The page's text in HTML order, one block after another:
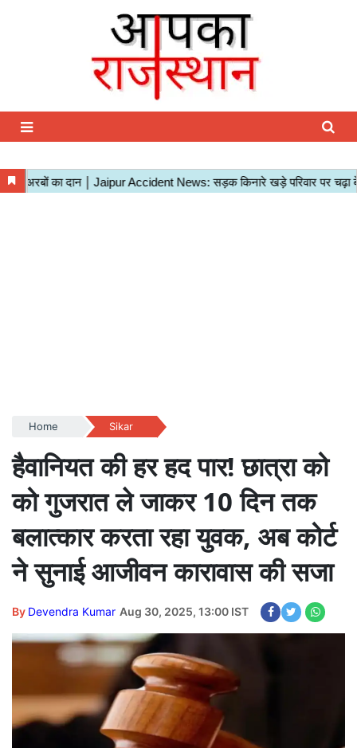
Home Sikar
हैवानियत की हर हद पार! छात्रा को
को गुजरात ले जाकर 10 दिन तक
बलात्कार करता रहा युवक, अब कोर्ट
ने सुनाई आजीवन कारावास की सजा
By Devendra Kumar Aug 30, 2025, 13:00 IST